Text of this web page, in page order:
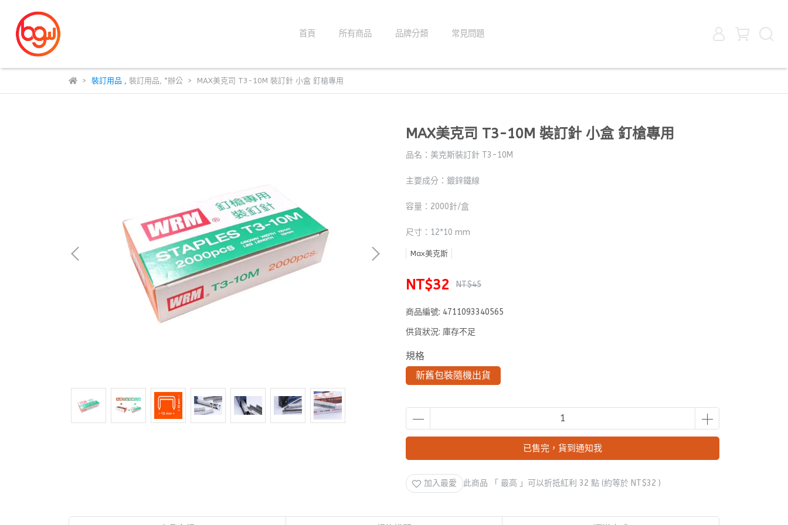
首頁 所有商品 品牌分類 常見問題
裝訂用品 , 裝訂用品, *辦公 MAX美克司 T3-10M 裝訂針 小盒 釘槍專用
MAX美克司 T3-10M 裝訂針 小盒 釘槍專用
品名：美克斯裝訂針 T3-10M
主要成分：鍍鋅鐵線
容量：2000針/盒
尺寸：12*10 mm
Max美克斯
NT$32 NT$45
商品編號: 4711093340565
供貨狀況: 庫存不足
規格
新舊包裝隨機出貨
已售完，貨到通知我
加入最愛 此商品 「 最高 」可以折抵紅利 32 點 (約等於 NT$32 )